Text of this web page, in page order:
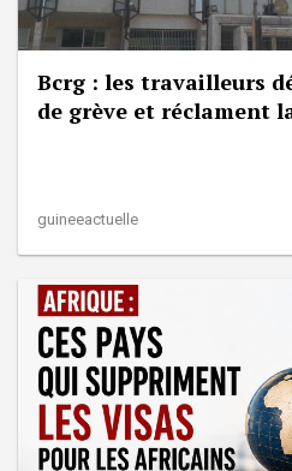
Bcrg : les travailleurs
de grève et réclament
guineeactuelle